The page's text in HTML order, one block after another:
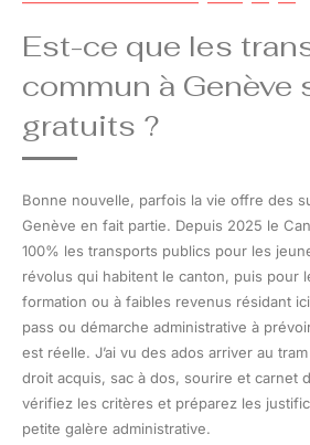
Est-ce que les
commun à Genève
gratuits ?
Bonne nouvelle, parfois la vie offre des
Genève en fait partie. Depuis 2025 le
100% les transports publics pour les
révolus qui habitent le canton, puis pour
formation ou à faibles revenus résidant
pass ou démarche administrative à
est réelle. J’ai vu des ados arriver au
droit acquis, sac à dos, sourire et carnet
vérifiez les critères et préparez les
petite galère administrative.